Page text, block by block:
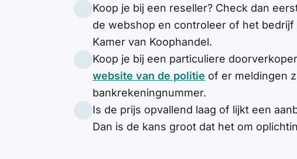
Koop je bij een reseller? Check dan
de webshop en controleer of het
Kamer van Koophandel.
Koop je bij een particuliere
website van de politie of er meldingen
bankrekeningnummer.
Is de prijs opvallend laag of lijkt een
Dan is de kans groot dat het om